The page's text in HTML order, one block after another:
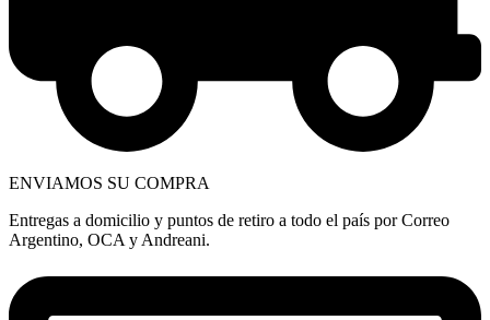
ENVIAMOS SU COMPRA
Entregas a domicilio y puntos de retiro a todo el país por Correo
Argentino, OCA y Andreani.